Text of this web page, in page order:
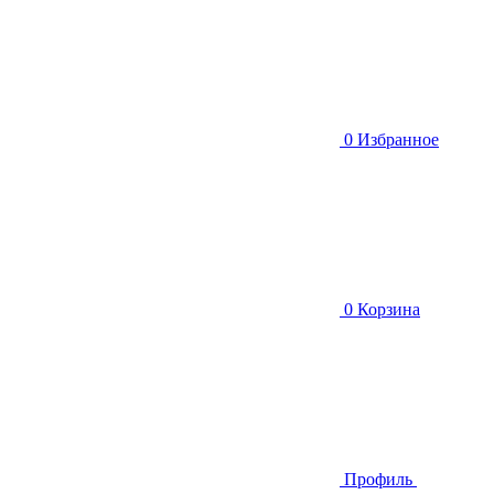
0 Избранное
0 Корзина
Профиль